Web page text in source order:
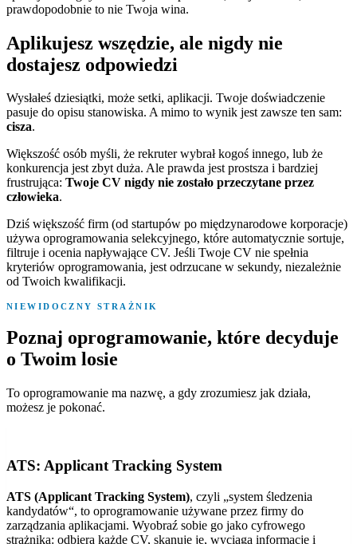
prawdopodobnie to nie Twoja wina.
Aplikujesz wszędzie, ale nigdy nie
dostajesz odpowiedzi
Wysłałeś dziesiątki, może setki, aplikacji. Twoje doświadczenie
pasuje do opisu stanowiska. A mimo to wynik jest zawsze ten sam:
cisza.
Większość osób myśli, że rekruter wybrał kogoś innego, lub że
konkurencja jest zbyt duża. Ale prawda jest prostsza i bardziej
frustrująca: Twoje CV nigdy nie zostało przeczytane przez
człowieka.
Dziś większość firm (od startupów po międzynarodowe korporacje)
używa oprogramowania selekcyjnego, które automatycznie sortuje,
filtruje i ocenia napływające CV. Jeśli Twoje CV nie spełnia
kryteriów oprogramowania, jest odrzucane w sekundy, niezależnie
od Twoich kwalifikacji.
NIEWIDOCZNY STRAŻNIK
Poznaj oprogramowanie, które decyduje
o Twoim losie
To oprogramowanie ma nazwę, a gdy zrozumiesz jak działa,
możesz je pokonać.
ATS: Applicant Tracking System
ATS (Applicant Tracking System), czyli „system śledzenia
kandydatów“, to oprogramowanie używane przez firmy do
zarządzania aplikacjami. Wyobraź sobie go jako cyfrowego
strażnika: odbiera każde CV, skanuje je, wyciąga informacje i